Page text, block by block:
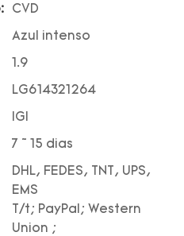
CVD
Azul intenso
1.9
LG614321264
IGI
7 ~ 15 dias
DHL, FEDES, TNT, UPS,
EMS
T/t; PayPal; Western
Union ;